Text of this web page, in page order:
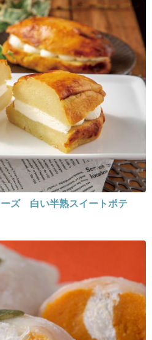
ズ 白い半熟スイートポテ